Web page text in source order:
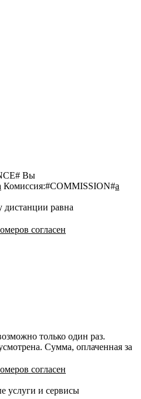
Вы
Комиссия:#COMMISSION#a
дистанции равна
согласен
только один раз.
Сумма, оплаченная за
согласен
услуги и сервисы